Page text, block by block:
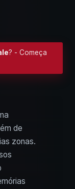
? - Começa
de
zonas.